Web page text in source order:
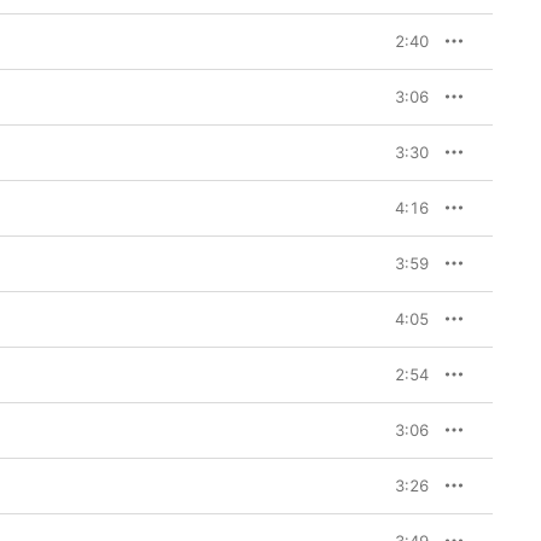
2:40
3:06
3:30
4:16
3:59
4:05
2:54
3:06
3:26